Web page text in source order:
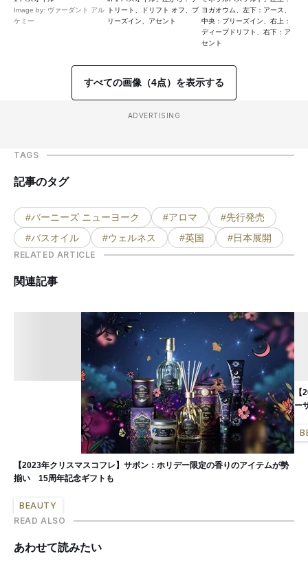
Image by: ヴァーダント アル
ケミー
トリート、ドリフト オフ、ブ
リーズイン、アセント
ヨガオウム、左下：アース、
中央：ブリーズイン、右上：
ディープドリフト、右下：ア
セント
すべての画像（4点）を表示する
ADVERTISING
TAGS
記事のタグ
#バーニーズ ニューヨーク #アロマ
#先行発売
#バスオイル
#ウェルネス #英国 #日本展開
RELATED ARTICLE
関連記事
【2023年クリスマスコフレ】サボン：ホリデー限定の香りのアイテムが勢
揃い 15周年記念ギフトも
BEAUTY
ー
READ ALSO
あわせて読みたい